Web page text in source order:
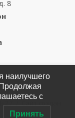
8
27
наилучшего
с
Принять